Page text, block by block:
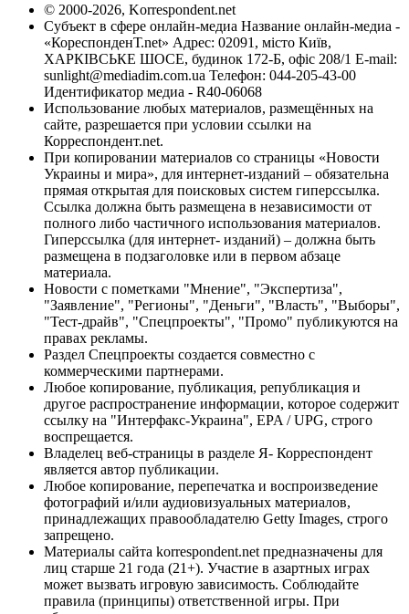
© 2000-2026, Korrespondent.net
Субъект в сфере онлайн-медиа Название онлайн-медиа -
«КореспонденТ.net» Адрес: 02091, місто Київ,
ХАРКІВСЬКЕ ШОСЕ, будинок 172-Б, офіс 208/1 E-mail:
sunlight@mediadim.com.ua Телефон: 044-205-43-00
Идентификатор медиа - R40-06068
Использование любых материалов, размещённых на
сайте, разрешается при условии ссылки на
Корреспондент.net.
При копировании материалов со страницы «Новости
Украины и мира», для интернет-изданий – обязательна
прямая открытая для поисковых систем гиперссылка.
Ссылка должна быть размещена в независимости от
полного либо частичного использования материалов.
Гиперссылка (для интернет- изданий) – должна быть
размещена в подзаголовке или в первом абзаце
материала.
Новости с пометками "Мнение", "Экспертиза",
"Заявление", "Регионы", "Деньги", "Власть", "Выборы",
"Тест-драйв", "Спецпроекты", "Промо" публикуются на
правах рекламы.
Раздел Спецпроекты создается совместно с
коммерческими партнерами.
Любое копирование, публикация, републикация и
другое распространение информации, которое содержит
ссылку на "Интерфакс-Украина", EPA / UPG, строго
воспрещается.
Владелец веб-страницы в разделе Я- Корреспондент
является автор публикации.
Любое копирование, перепечатка и воспроизведение
фотографий и/или аудиовизуальных материалов,
принадлежащих правообладателю Getty Images, строго
запрещено.
Материалы сайта korrespondent.net предназначены для
лиц старше 21 года (21+). Участие в азартных играх
может вызвать игровую зависимость. Соблюдайте
правила (принципы) ответственной игры. При